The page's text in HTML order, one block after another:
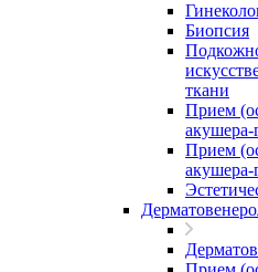
Биопсия
ткани
Прием
Прием